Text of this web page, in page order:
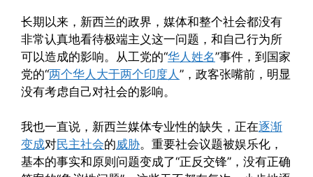
长期以来，新西兰的政界，媒体和整个社会都没有
非常认真地看待极端主义这一问题，和自己行为所
可以造成的影响。从工党的“华人姓名”事件，到国家
党的“两个华人大于两个印度人 ”，政客张嘴前，明显
没有考虑自己对社会的影响。
我也一直说，新西兰媒体专业性的缺失，正在逐渐
变成对民主社会的威胁。重要社会议题被娱乐化，
基本的事实和原则问题变成了“正反交锋”，没有正确